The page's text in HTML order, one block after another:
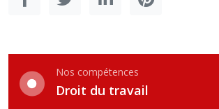
Nos compétences
Droit du travail